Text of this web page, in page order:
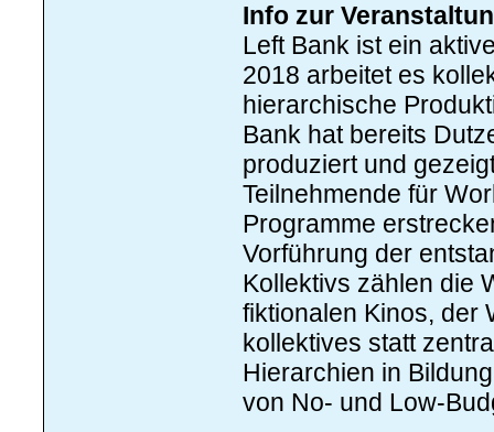
Info zur
Left Bank ist ein
2018 arbeitet es
hierarchische
Bank hat bereits
produziert und
Teilnehmende für
Programme
Vorführung der
Kollektivs zählen die
fiktionalen Kinos, der
kollektives statt
Hierarchien in
von No- und Low-